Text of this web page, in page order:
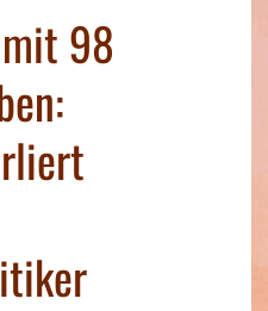
98